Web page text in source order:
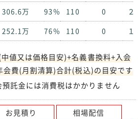
306.6万 93% 110 0
252.1万 76% 110 0
値又は価格目安)+名義書換料+入会
会費(月割清算)合計(税込)の目安です
託金には消費税はかかりません
お見積り 相場配信